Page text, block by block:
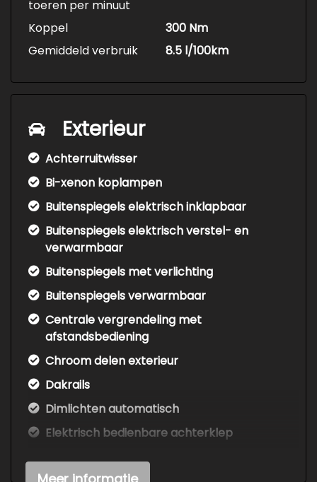
toeren per minuut
Koppel
300 Nm
Gemiddeld verbruik
8.5 l/100km
Exterieur
Achterruitwisser
Bi-xenon koplampen
Buitenspiegels elektrisch inklapbaar
Buitenspiegels elektrisch verstel- en
verwarmbaar
Buitenspiegels met verlichting
Buitenspiegels verwarmbaar
Centrale vergrendeling met
afstandsbediening
Chroom delen exterieur
Dakrails
Dimlichten automatisch
Elektrisch bedienbare achterklep